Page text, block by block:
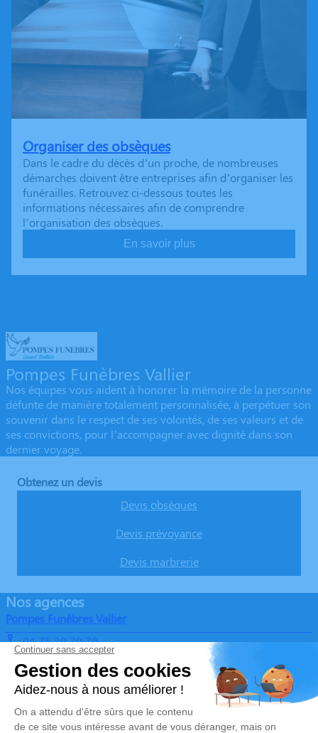
Organiser des obsèques
Dans le cadre du décès d’un proche, de nombreuses
démarches doivent être entreprises afin d’organiser les
funérailles. Retrouvez ci-dessous toutes les
informations nécessaires afin de comprendre
l’organisation des obsèques.
En savoir plus
Pompes Funèbres Vallier
Nos équipes vous aident à honorer la mémoire de la personne
défunte de manière totalement personnalisée, à perpétuer son
souvenir dans le respect de ses volontés, de ses valeurs et de
ses convictions, pour l’accompagner avec dignité dans son
dernier voyage.
Obtenez un devis
Devis obsèques
Devis prévoyance
Devis marbrerie
Nos agences
Pompes Funèbres Vallier
04 75 39 70 70
pompesfunebresvallier@gmail.com
Route de Ruoms – 07150 – Vallon-Pont-d'Arc
4.7/5 – 15 avis
Pompes Funèbres Vallier